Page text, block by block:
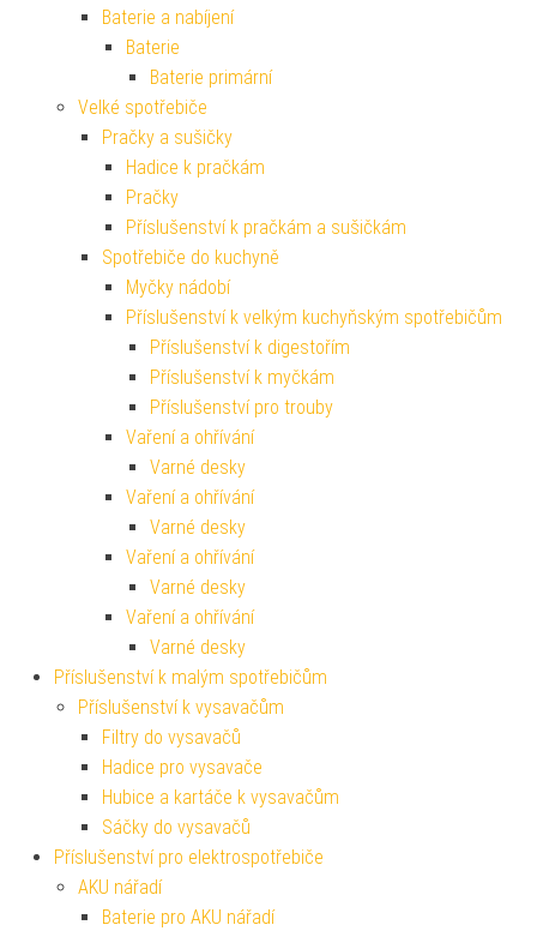
Baterie a nabíjení
Baterie
Baterie primární
Velké spotřebiče
Pračky a sušičky
Hadice k pračkám
Pračky
Příslušenství k pračkám a sušičkám
Spotřebiče do kuchyně
Myčky nádobí
Příslušenství k velkým kuchyňským spotřebičům
Příslušenství k digestořím
Příslušenství k myčkám
Příslušenství pro trouby
Vaření a ohřívání
Varné desky
Vaření a ohřívání
Varné desky
Vaření a ohřívání
Varné desky
Vaření a ohřívání
Varné desky
Příslušenství k malým spotřebičům
Příslušenství k vysavačům
Filtry do vysavačů
Hadice pro vysavače
Hubice a kartáče k vysavačům
Sáčky do vysavačů
Příslušenství pro elektrospotřebiče
AKU nářadí
Baterie pro AKU nářadí